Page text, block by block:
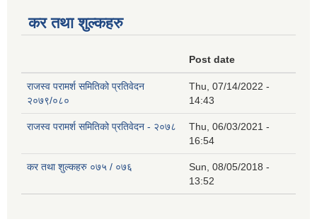
कर तथा शुल्कहरु
Post date
राजस्व परामर्श समितिको प्रतिवेदन
२०७९/०८०
Thu, 07/14/2022 -
14:43
राजस्व परामर्श समितिको प्रतिवेदन - २०७८
Thu, 06/03/2021 -
16:54
कर तथा शुल्कहरु ०७५ / ०७६
Sun, 08/05/2018 -
13:52